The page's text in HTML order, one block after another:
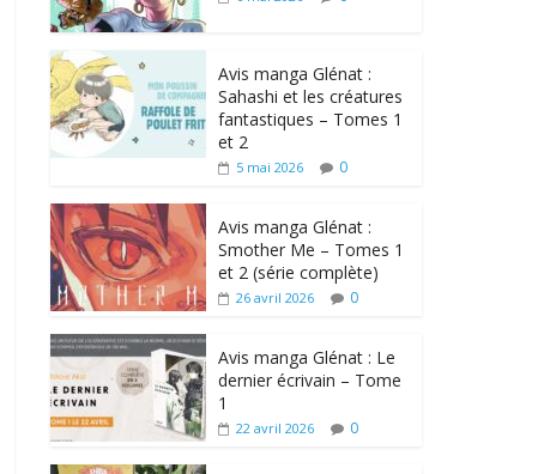
Avis manga Glénat :
Sahashi et les créatures
fantastiques – Tomes 1
et 2
5 mai 2026 0
Avis manga Glénat :
Smother Me – Tomes 1
et 2 (série complète)
26 avril 2026 0
Avis manga Glénat : Le
dernier écrivain – Tome
1
22 avril 2026 0